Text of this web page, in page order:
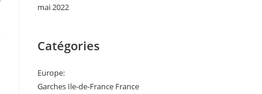
mai 2022
Catégories
Europe:
Garches Ile-de-France France